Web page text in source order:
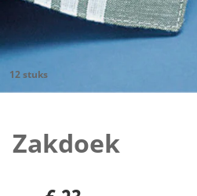
12 stuks
Zakdoek